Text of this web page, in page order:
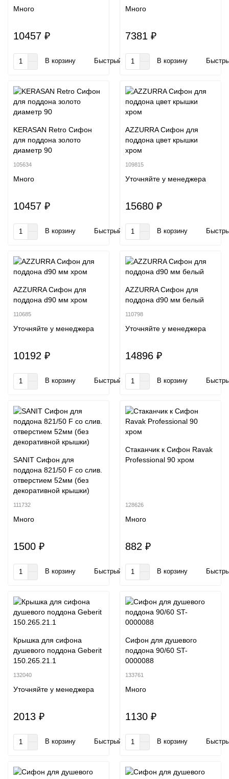
Много
10457 ₽
В корзину Быстрый заказ
Много
7381 ₽
В корзину
KERASAN Retro Сифон
для поддона золото
диаметр 90
105634
Много
10457 ₽
В корзину Быстрый заказ
AZZURRA Сифон для
поддона цвет крышки
хром
109815
Уточняйте у менеджера
15680 ₽
В корзину
AZZURRA Сифон для
поддона d90 мм хром
110685
Уточняйте у менеджера
10192 ₽
В корзину Быстрый заказ
AZZURRA Сифон для
поддона d90 мм белый
110798
Уточняйте у менеджера
14896 ₽
В корзину
SANIT Сифон для
поддона 821/50 F со слив.
отверстием 52мм (без
декоративной крышки)
111732
Много
1500 ₽
В корзину Быстрый заказ
Cтаканчик к Сифон Ravak
Professional 90 хром
128626
Много
882 ₽
В корзину
Крышка для сифона
душевого поддона Geberit
150.265.21.1
132040
Уточняйте у менеджера
2013 ₽
В корзину Быстрый заказ
Сифон для душевого
поддона 90/60 ST-
0000088
133761
Много
1130 ₽
В корзину